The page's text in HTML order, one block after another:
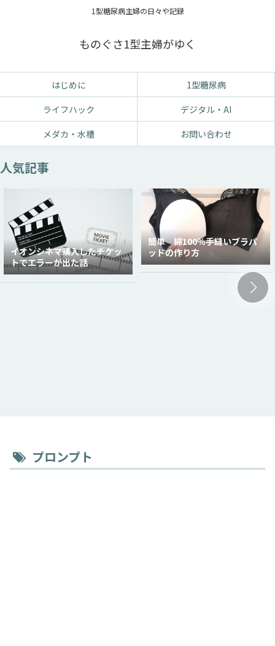
1型糖尿病主婦の日々や記録
ものぐさ1型主婦がゆく
はじめに
1型糖尿病
ライフハック
デジタル・AI
メダカ・水槽
お問い合わせ
人気記事
イオンシネマ購入したチケッ
トでエラーが出た話
簡単 綿100％手縫いブラパ
ッドの作り方
プロンプト